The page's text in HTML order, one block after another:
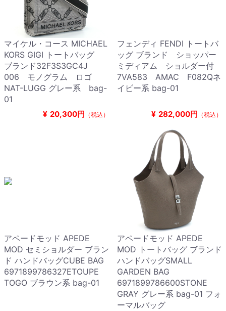
マイケル・コース MICHAEL
KORS GIGI トートバッグ
ブランド32F3S3GC4J
006 モノグラム ロゴ
NAT-LUGG グレー系 bag-
01
¥ 20,300円 （税込）
フェンディ FENDI トートバ
ッグ ブランド ショッパー
ミディアム ショルダー付
7VA583 AMAC F082Qネ
イビー系 bag-01
¥ 282,000円 （税込）
アペードモッド APEDE
MOD セミショルダー ブラン
ド ハンドバッグCUBE BAG
6971899786327ETOUPE
TOGO ブラウン系 bag-01
アペードモッド APEDE
MOD トートバッグ ブランド
ハンドバッグSMALL
GARDEN BAG
6971899786600STONE
GRAY グレー系 bag-01 フォ
ーマルバッグ